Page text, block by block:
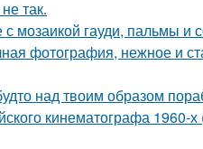
так.
мозаикой гауди, пальмы и
фотография, нежное и
над твоим образом
кинематографа 1960-х